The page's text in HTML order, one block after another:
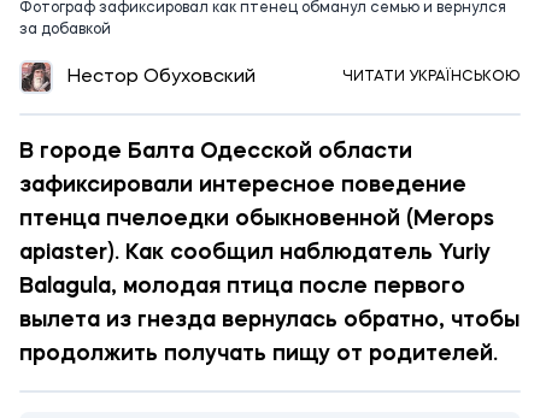
Фотограф зафиксировал как птенец обманул семью и вернулся
за добавкой
Нестор Обуховский ЧИТАТИ УКРАЇНСЬКОЮ
В городе Балта Одесской области
зафиксировали интересное поведение
птенца пчелоедки обыкновенной (Merops
apiaster). Как сообщил наблюдатель Yuriy
Balagula, молодая птица после первого
вылета из гнезда вернулась обратно, чтобы
продолжить получать пищу от родителей.